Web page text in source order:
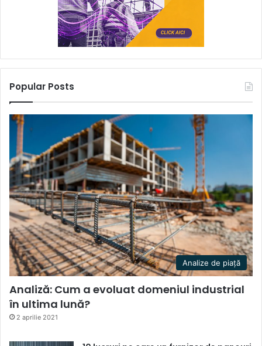
Popular Posts
Analize de piață
Analiză: Cum a evoluat domeniul industrial
în ultima lună?
2 aprilie 2021